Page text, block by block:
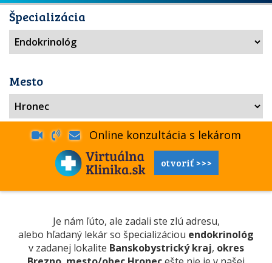
Špecializácia
Mesto
Online konzultácia s lekárom
otvoriť >>>
Je nám ľúto, ale zadali ste zlú adresu,
alebo hľadaný lekár so špecializáciou endokrinológ
v zadanej lokalite Banskobystrický kraj, okres